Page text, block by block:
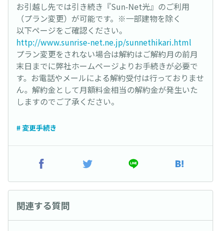
お引越し先では引き続き『Sun-Net光』のご利用
（プラン変更）が可能です。※一部建物を除く
以下ページをご確認ください。
http://www.sunrise-net.ne.jp/sunnethikari.html
プラン変更をされない場合は解約はご解約月の前月
末日までに弊社ホームページよりお手続きが必要で
す。お電話やメールによる解約受付は行っておりませ
ん。解約金として月額料金相当の解約金が発生いた
しますのでご了承ください。
# 変更手続き
関連する質問